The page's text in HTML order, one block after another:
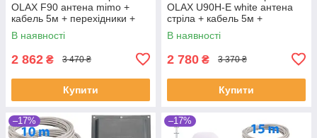
OLAX F90 антена mimo +
кабель 5м + перехідники +
павербанк 10000 mAh
В наявності
2 862 ₴ 3 470 ₴
Купити
OLAX U90H-E white антена
стріла + кабель 5м +
перехідник + павербанк
10000 mAh
В наявності
2 780 ₴ 3 370 ₴
Купити
–17% –17%